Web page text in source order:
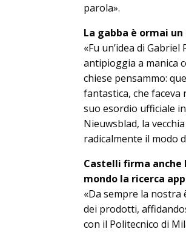
parola».
La gabba è ormai
«Fu un’idea di
antipioggia a manica
chiese pensammo:
fantastica, che fa­ceva
suo esordio ufficiale
Nieuwsblad, la
ra­dicalmente il modo
Castelli firma
mondo la ricerca
«Da sempre la nostra
dei prodotti,
con il Poli­tec­ni­co di